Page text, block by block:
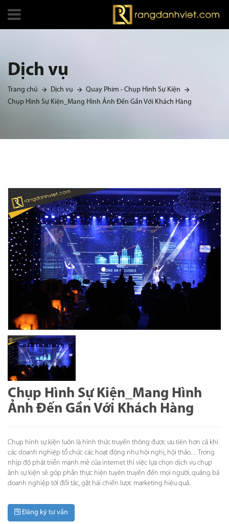
Dịch vụ
Trang chủ Dịch vụ
Quay Phim - Chụp Hình Sự Kiện
Chụp Hình Sự Kiện_Mang Hình Ảnh Đến Gần Với Khách Hàng
Chụp Hình Sự Kiện_Mang Hình
Ảnh Đến Gần Với Khách Hàng
Chụp hình sự kiện luôn là hình thức truyền thông được ưu tiên hơn cả khi
các doanh nghiệp tổ chức các hoạt động như hội nghị, hội thảo…Trong
nhịp độ phát triển mạnh mẽ của internet thì việc lựa chọn dịch vụ chụp
ảnh sự kiện sẽ góp phần thực hiện tuyên truyền đến mọi người, quảng bá
doanh nghiệp tới đối tác, gặt hái chiến lược marketing hiệu quả.
Đăng ký tư vấn